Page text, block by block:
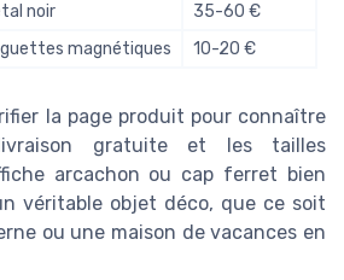
noir
35-60 €
magnétiques 10-20 €
la page produit pour connaître
gratuite et les tailles
arcachon ou cap ferret bien
véritable objet déco, que ce soit
ou une maison de vacances en